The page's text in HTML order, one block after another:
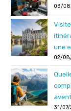
03/
une
02/
31/07/